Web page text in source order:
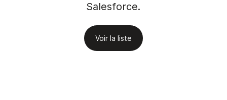
Salesforce.
Voir la liste